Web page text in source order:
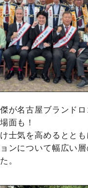
が名古屋ブランド
⾯も！
⼠気を⾼めるとと
ンについて幅広い
。